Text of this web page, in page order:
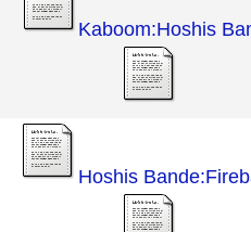
Kaboom:Hoshis
Hoshis